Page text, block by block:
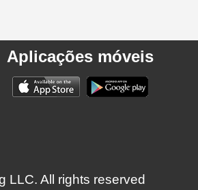
Aplicações móveis
LLC. All rights reserved